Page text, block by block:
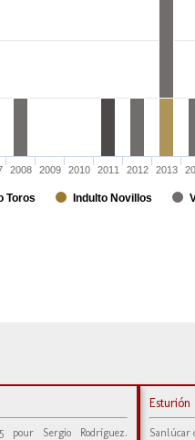
Toros Indulto Novillos
2008 2009 2010 2011 2012 2013
pour Sergio Rodríguez.
Esturión
Sanlúcar